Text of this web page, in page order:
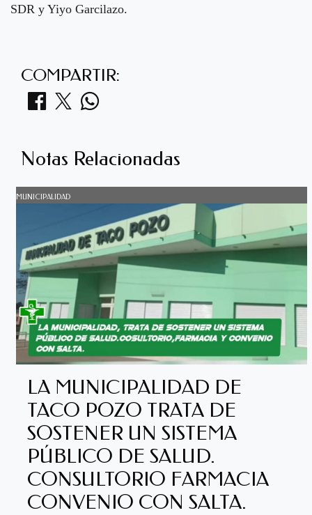
SDR y Yiyo Garcilazo.
COMPARTIR:
Notas Relacionadas
MUNICIPALIDAD
LA MUNICIPALIDAD DE
TACO POZO TRATA DE
SOSTENER UN SISTEMA
PÚBLICO DE SALUD.
CONSULTORIO FARMACIA
CONVENIO CON SALTA.